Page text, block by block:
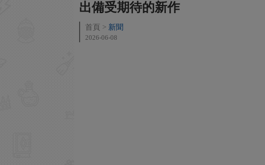
出備受期待的新作
首頁 新聞
2026-06-08